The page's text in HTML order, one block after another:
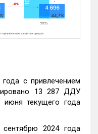
с привлечением
13 287 ДДУ
июня текущего года
2024 года